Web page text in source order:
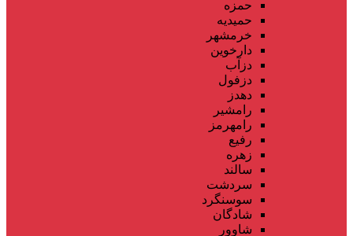
حمزه
حمیدیه
خرمشهر
دارخوین
دزآب
دزفول
دهدز
رامشیر
رامهرمز
رفیع
زهره
سالند
سردشت
سوسنگرد
شادگان
شاوور